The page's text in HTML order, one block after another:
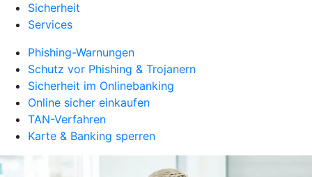
Sicherheit
Services
Phishing-Warnungen
Schutz vor Phishing & Trojanern
Sicherheit im Onlinebanking
Online sicher einkaufen
TAN-Verfahren
Karte & Banking sperren